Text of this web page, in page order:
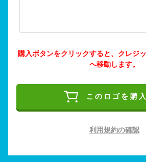
購入ボタンをクリックすると、クレジ
へ移動します。
このロゴを購
利用規約の確認